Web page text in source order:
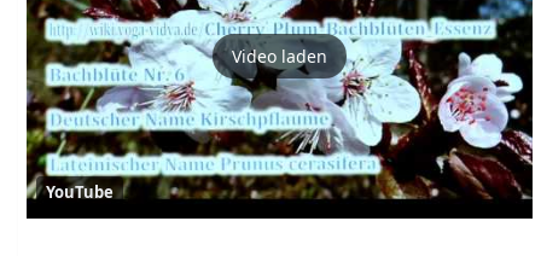
Video laden
YouTube